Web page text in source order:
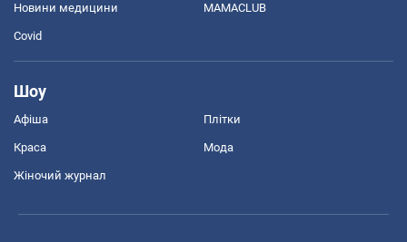
Новини медицини MAMACLUB
Covid
Шоу
Афіша Плітки
Краса Мода
Жіночий журнал